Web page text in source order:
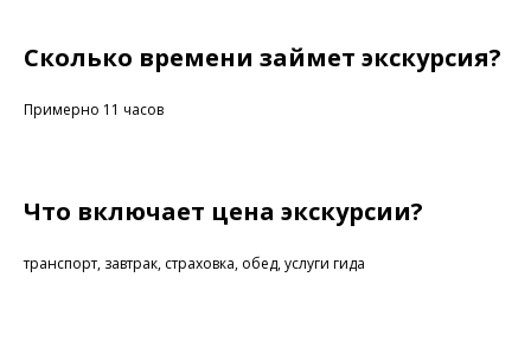
Сколько времени займет экскурсия?
Примерно 11 часов
Что включает цена экскурсии?
транспорт, завтрак, страховка, обед, услуги гида